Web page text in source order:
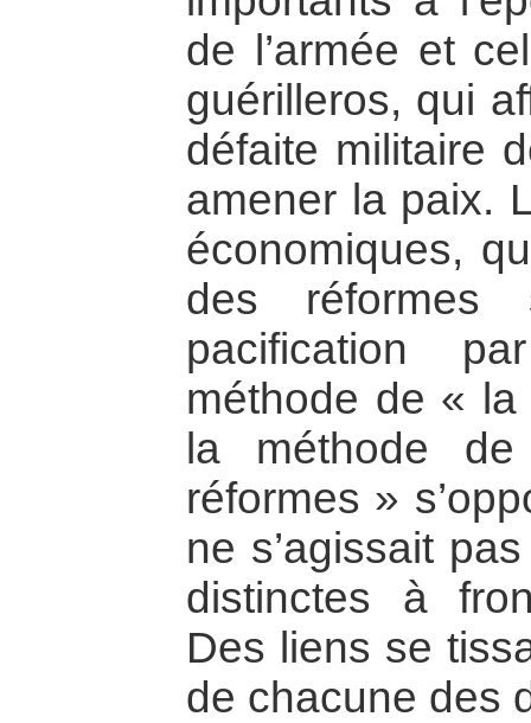
de l’armée et
guérilleros, qui
défaite militaire
amener la paix.
économiques,
des
pacification
méthode de «
la méthode
réformes »
ne s’agissait
distinctes à
Des liens se
de chacune des